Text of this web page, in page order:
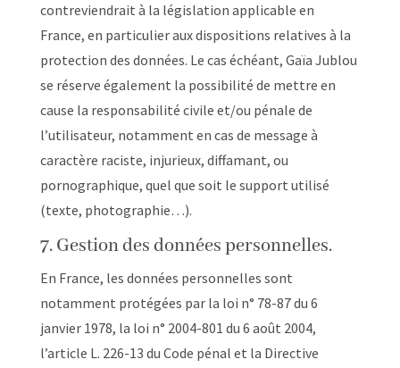
contreviendrait à la législation applicable en
France, en particulier aux dispositions relatives à la
protection des données. Le cas échéant, Gaïa Jublou
se réserve également la possibilité de mettre en
cause la responsabilité civile et/ou pénale de
l’utilisateur, notamment en cas de message à
caractère raciste, injurieux, diffamant, ou
pornographique, quel que soit le support utilisé
(texte, photographie…).
7. Gestion des données personnelles.
En France, les données personnelles sont
notamment protégées par la loi n° 78-87 du 6
janvier 1978, la loi n° 2004-801 du 6 août 2004,
l’article L. 226-13 du Code pénal et la Directive